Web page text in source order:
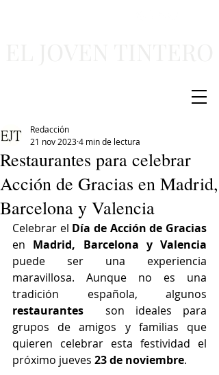
Restaurantes para celebrar
Acción de Gracias en Madrid,
Barcelona y Valencia
Redacción
21 nov 20234 min de lectura
Celebrar el Día de Acción de Gracias
en
puede ser una experiencia
maravillosa. Aunque no es una
restaurantes
  son ideales para
grupos de amigos y familias que
quieren celebrar esta festividad el
próximo jueves 23 de noviembre.